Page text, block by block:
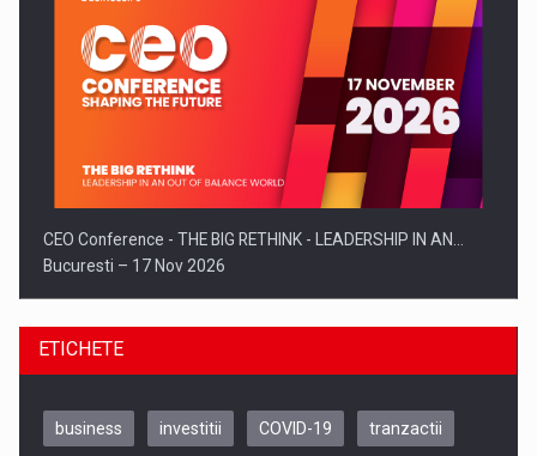
CEO Conference - THE BIG RETHINK - LEADERSHIP IN AN…
Bucuresti – 17 Nov 2026
ETICHETE
business investitii COVID-19 tranzactii